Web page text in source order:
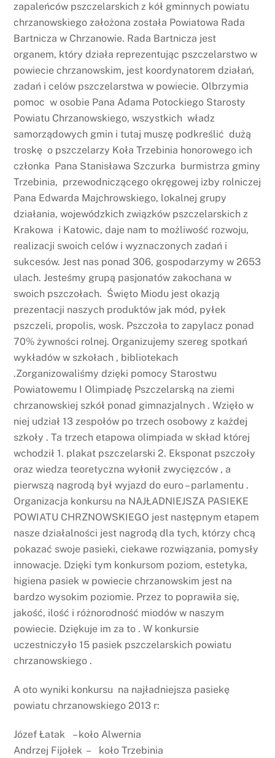
zapaleńców pszczelarskich z kół gminnych powiatu
chrzanowskiego założona została Powiatowa Rada
Bartnicza w Chrzanowie. Rada Bartnicza jest
organem, który działa reprezentując pszczelarstwo w
powiecie chrzanowskim, jest koordynatorem działań,
zadań i celów pszczelarstwa w powiecie. Olbrzymia
pomoc w osobie Pana Adama Potockiego Starosty
Powiatu Chrzanowskiego, wszystkich władz
samorządowych gmin i tutaj muszę podkreślić dużą
troskę o pszczelarzy Koła Trzebinia honorowego ich
członka Pana Stanisława Szczurka burmistrza gminy
Trzebinia, przewodniczącego okręgowej izby rolniczej
Pana Edwarda Majchrowskiego, lokalnej grupy
działania, wojewódzkich związków pszczelarskich z
Krakowa i Katowic, daje nam to możliwość rozwoju,
realizacji swoich celów i wyznaczonych zadań i
sukcesów. Jest nas ponad 306, gospodarzymy w 2653
ulach. Jesteśmy grupą pasjonatów zakochana w
swoich pszczołach. Święto Miodu jest okazją
prezentacji naszych produktów jak mód, pyłek
pszczeli, propolis, wosk. Pszczoła to zapylacz ponad
70% żywności rolnej. Organizujemy szereg spotkań
wykładów w szkołach , bibliotekach
.Zorganizowaliśmy dzięki pomocy Starostwu
Powiatowemu I Olimpiadę Pszczelarską na ziemi
chrzanowskiej szkół ponad gimnazjalnych . Wzięło w
niej udział 13 zespołów po trzech osobowy z każdej
szkoły . Ta trzech etapowa olimpiada w skład której
wchodził 1. plakat pszczelarski 2. Eksponat pszczoły
oraz wiedza teoretyczna wyłonił zwycięzców , a
pierwszą nagrodą był wyjazd do euro – parlamentu .
Organizacja konkursu na NAJŁADNIEJSZA PASIEKE
POWIATU CHRZNOWSKIEGO jest następnym etapem
nasze działalności jest nagrodą dla tych, którzy chcą
pokazać swoje pasieki, ciekawe rozwiązania, pomysły
innowacje. Dzięki tym konkursom poziom, estetyka,
higiena pasiek w powiecie chrzanowskim jest na
bardzo wysokim poziomie. Przez to poprawiła się,
jakość, ilość i różnorodność miodów w naszym
powiecie. Dziękuje im za to . W konkursie
uczestniczyło 15 pasiek pszczelarskich powiatu
chrzanowskiego .
A oto wyniki konkursu na najładniejsza pasiekę
powiatu chrzanowskiego 2013 r:
Józef Łatak – koło Alwernia
Andrzej Fijołek – koło Trzebinia